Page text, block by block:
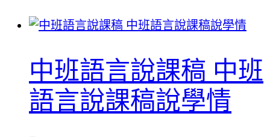
中班語言說課稿 中班
語言說課稿說學情